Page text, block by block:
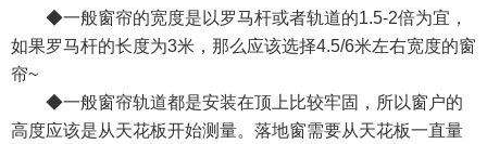
◆一般窗帘的宽度是以罗马杆或者轨道的1.5-2倍为宜，
如果罗马杆的长度为3米，那么应该选择4.5/6米左右宽度的窗
帘~
◆一般窗帘轨道都是安装在顶上比较牢固，所以窗户的
高度应该是从天花板开始测量。落地窗需要从天花板一直量